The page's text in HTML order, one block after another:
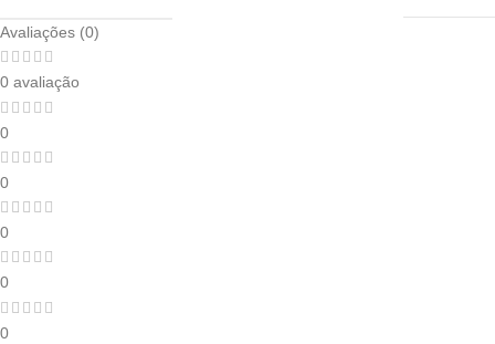
Avaliações (0)
0 avaliação
0
0
0
0
0